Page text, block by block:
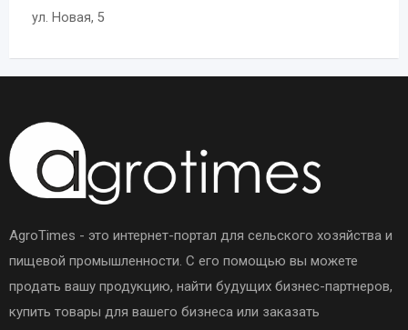
ул. Новая, 5
AgroTimes - это интернет-портал для сельского хозяйства и
пищевой промышленности. С его помощью вы можете
продать вашу продукцию, найти будущих бизнес-партнеров,
купить товары для вашего бизнеса или заказать